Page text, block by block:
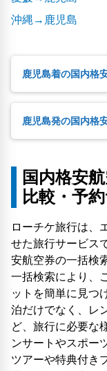
沖縄→鹿児島
鹿児島着の国内格
鹿児島発の国内格
国内格安
比較・予
ローチケ旅行は、
せた旅行サービス
安航空券の一括検
一括検索により、
ットを簡単に見つ
泊だけでなく、レ
ど、旅行に必要な
ンサートやスポー
ツアーや特典付き